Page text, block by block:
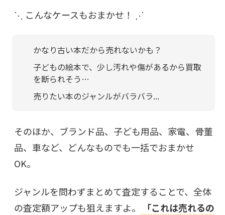
⋱ こんなケースもおまかせ！ ⋰
かなり古い本だから売れないかも？
子どもの絵本で、少し汚れや傷があるから買取
を断られそう…
売りたい本のジャンルがバラバラ...
そのほか、ブランド品、子ども用品、家電、骨董
品、車など、どんなものでも一括でおまかせ
OK。
ジャンルを問わずまとめて査定することで、全体
の査定額アップも狙えますよ。
「これは売れるの